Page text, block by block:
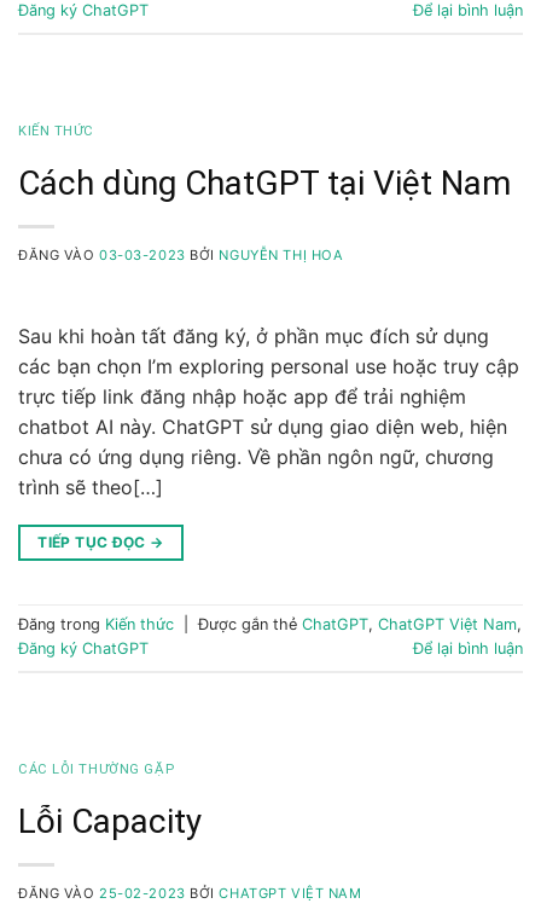
Đăng ký ChatGPT
Để lại bình luận
KIẾN THỨC
Cách dùng ChatGPT tại Việt Nam
ĐĂNG VÀO03-03-2023 BỞI NGUYỄN THỊ HOA
Sau khi hoàn tất đăng ký, ở phần mục đích sử dụng
các bạn chọn I’m exploring personal use hoặc truy cập
trực tiếp link đăng nhập hoặc app để trải nghiệm
chatbot AI này. ChatGPT sử dụng giao diện web, hiện
chưa có ứng dụng riêng. Về phần ngôn ngữ, chương
trình sẽ theo[…]
TIẾP TỤC ĐỌC →
Đăng trong Kiến thức Được gắn thẻ ChatGPT, ChatGPT Việt Nam,
Đăng ký ChatGPT
Để lại bình luận
CÁC LỖI THƯỜNG GẶP
Lỗi Capacity
ĐĂNG VÀO25-02-2023 BỞICHATGPT VIỆT NAM